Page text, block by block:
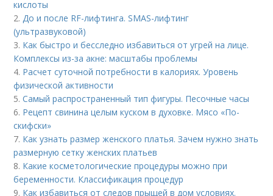
кислоты
2.До и после RF-лифтинга. SMAS-лифтинг
(ультразвуковой)
3. Как быстро и бесследно избавиться от угрей на лице.
Комплексы из-за акне: масштабы проблемы
4. Расчет суточной потребности в калориях. Уровень
физической активности
5.Самый распространенный тип фигуры. Песочные часы
6. Рецепт свинина целым куском в духовке. Мясо «По-
скифски»
7. Как узнать размер женского платья. Зачем нужно знать
размерную сетку женских платьев
8. Какие косметологические процедуры можно при
беременности. Классификация процедур
9. Как избавиться от следов прыщей в дом условиях.